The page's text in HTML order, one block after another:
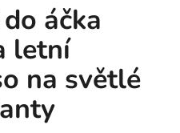
áčka
letní
na světlé